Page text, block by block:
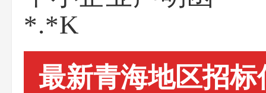
*.*K
最新青海地区招标